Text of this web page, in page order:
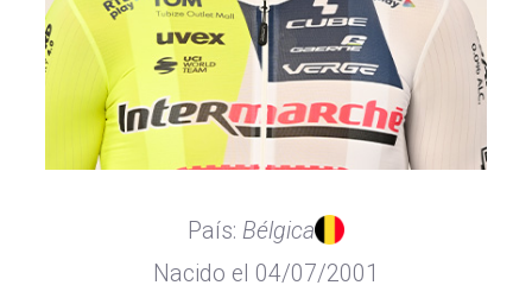
País: Bélgica
Nacido el 04/07/2001